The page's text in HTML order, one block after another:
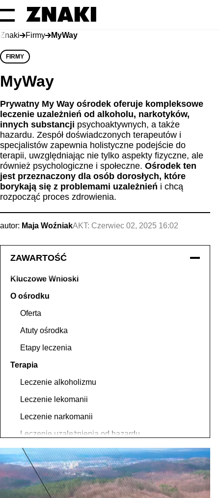
Znaki Firmy MyWay
FIRMY
MyWay
Prywatny My Way ośrodek oferuje kompleksowe
leczenie uzależnień od alkoholu, narkotyków,
innych substancji psychoaktywnych, a także
hazardu. Zespół doświadczonych terapeutów i
specjalistów zapewnia holistyczne podejście do
terapii, uwzględniając nie tylko aspekty fizyczne, ale
również psychologiczne i społeczne. Ośrodek ten
jest przeznaczony dla osób dorosłych, które
borykają się z problemami uzależnień i chcą
rozpocząć proces zdrowienia.
autor: Maja WoźniakAKT: Czerwiec 02, 2025 16:02
ZAWARTOŚĆ
Kluczowe Wnioski
O ośrodku
Oferta
Atuty ośrodka
Etapy leczenia
Terapia
Leczenie alkoholizmu
Leczenie lekomanii
Leczenie narkomanii
Leczenie uzależnienia od hazardu
Detoks
Detoks alkoholowy
Detoks lekowy